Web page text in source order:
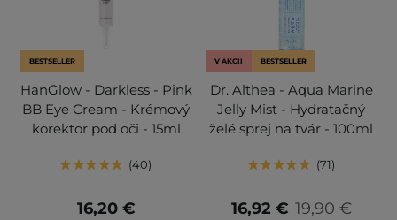
BESTSELLER
HanGlow - Darkless - Pink
BB Eye Cream - Krémový
korektor pod oči - 15ml
40
16,20 €
V AKCII BESTSELLER
Dr. Althea - Aqua Marine
Jelly Mist - Hydratačný
želé sprej na tvár - 100ml
71
19,90 €
16,92 €